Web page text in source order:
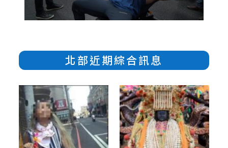
北部近期綜合訊息